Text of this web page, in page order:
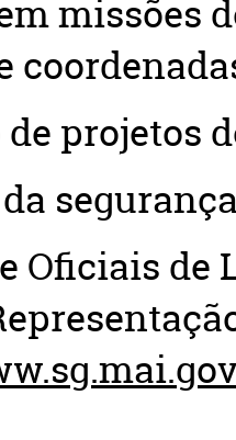
missões
projetos
Oficiais de